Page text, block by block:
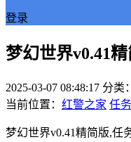
登录
梦幻世界v0.41
2025-03-07 08:48:17 分类：
当前位置： 红警之家 任
梦幻世界v0.41精简版,任